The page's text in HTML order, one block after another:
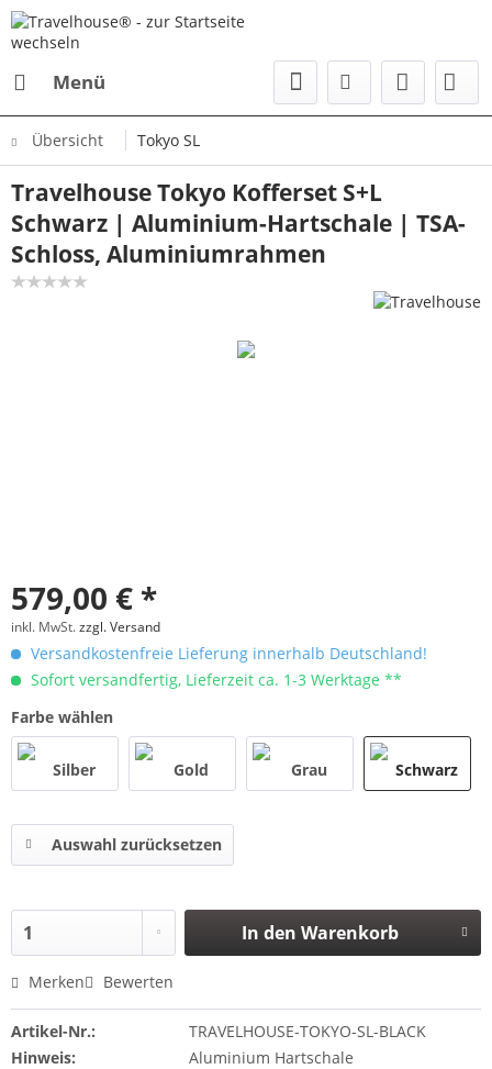
Menü
Übersicht Tokyo SL
Travelhouse Tokyo Kofferset S+L
Schwarz | Aluminium-Hartschale | TSA-
Schloss, Aluminiumrahmen
579,00 € *
inkl. MwSt.zzgl. Versand
Versandkostenfreie Lieferung innerhalb Deutschland!
Sofort versandfertig, Lieferzeit ca. 1-3 Werktage **
Farbe wählen
Auswahl zurücksetzen
In den Warenkorb
Merken Bewerten
Artikel-Nr.:
TRAVELHOUSE-TOKYO-SL-BLACK
Hinweis:
Aluminium Hartschale